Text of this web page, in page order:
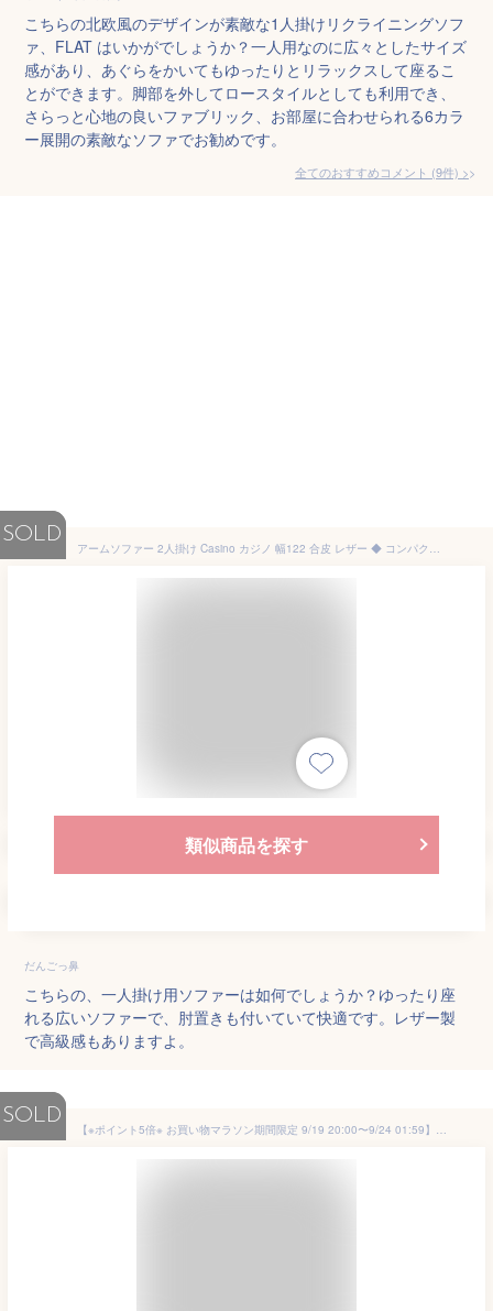
こちらの北欧風のデザインが素敵な1人掛けリクライニングソフ
ァ、FLAT はいかがでしょうか？一人用なのに広々としたサイズ
感があり、あぐらをかいてもゆったりとリラックスして座るこ
とができます。脚部を外してロースタイルとしても利用でき、
さらっと心地の良いファブリック、お部屋に合わせられる6カラ
ー展開の素敵なソファでお勧めです。
全てのおすすめコメント (9件) >
SOLD
アームソファー 2人掛け Casino カジノ 幅122 合皮 レザー ◆ コンパクトソファー 合皮レザーソファ アームソファ リビングソファ カウチソファ 合皮ソファ おしゃれ 合成皮革 コンパクト シンプル 2人 肘掛 肘付き アーム付き ひとり暮らし 00062-casino
類似商品を探す
だんごっ鼻
こちらの、一人掛け用ソファーは如何でしょうか？ゆったり座
れる広いソファーで、肘置きも付いていて快適です。レザー製
で高級感もありますよ。
SOLD
【※ポイント5倍※ お買い物マラソン期間限定 9/19 20:00〜9/24 01:59】 ソファ 1人掛け 1人用 椅子 肘付き アーム付き チェア ポケットコイル 布地 ファブリック コーデュロイ おしゃれ 北欧 ボリューム しっかり 座面 ゆったり くつろぐ ふわふわ 肌触り 深め アメリカン